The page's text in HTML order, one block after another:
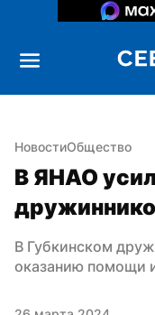
НовостиОбщество
В ЯНАО
В Губкинском
оказанию помощи